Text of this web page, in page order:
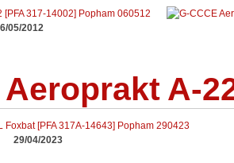
05/2012
Aeroprakt A-
29/04/2023